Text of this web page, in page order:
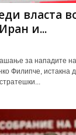
власта
и...
за нападите
Филипче, истакна